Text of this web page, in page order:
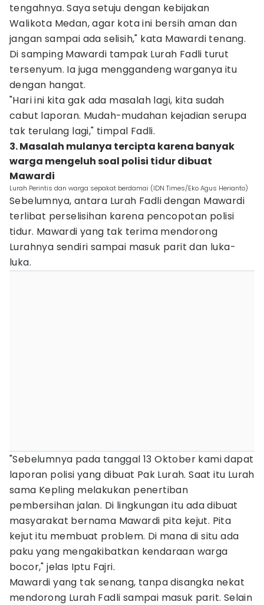
tengahnya. Saya setuju dengan kebijakan
Walikota Medan, agar kota ini bersih aman dan
jangan sampai ada selisih," kata Mawardi tenang.
Di samping Mawardi tampak Lurah Fadli turut
tersenyum. Ia juga menggandeng warganya itu
dengan hangat.
"Hari ini kita gak ada masalah lagi, kita sudah
cabut laporan. Mudah-mudahan kejadian serupa
tak terulang lagi," timpal Fadli.
3. Masalah mulanya tercipta karena banyak
warga mengeluh soal polisi tidur dibuat
Mawardi
Lurah Perintis dan warga sepakat berdamai (IDN Times/Eko Agus Herianto)
Sebelumnya, antara Lurah Fadli dengan Mawardi
terlibat perselisihan karena pencopotan polisi
tidur. Mawardi yang tak terima mendorong
Lurahnya sendiri sampai masuk parit dan luka-
luka.
"Sebelumnya pada tanggal 13 Oktober kami dapat
laporan polisi yang dibuat Pak Lurah. Saat itu Lurah
sama Kepling melakukan penertiban
pembersihan jalan. Di lingkungan itu ada dibuat
masyarakat bernama Mawardi pita kejut. Pita
kejut itu membuat problem. Di mana di situ ada
paku yang mengakibatkan kendaraan warga
bocor," jelas Iptu Fajri.
Mawardi yang tak senang, tanpa disangka nekat
mendorong Lurah Fadli sampai masuk parit. Selain